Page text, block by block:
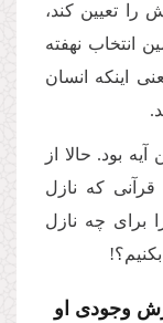
را تعیین کند،
انتخاب نهفته
اینکه انسان
.
بود. حالا از
قرآنی که نازل
برای چه نازل
وجودی او